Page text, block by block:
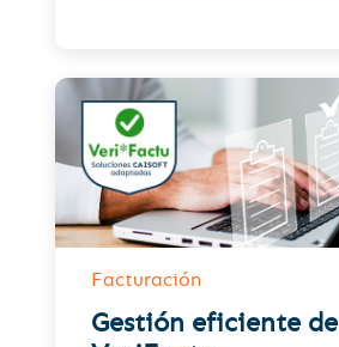
Facturación
Gestión eficiente de